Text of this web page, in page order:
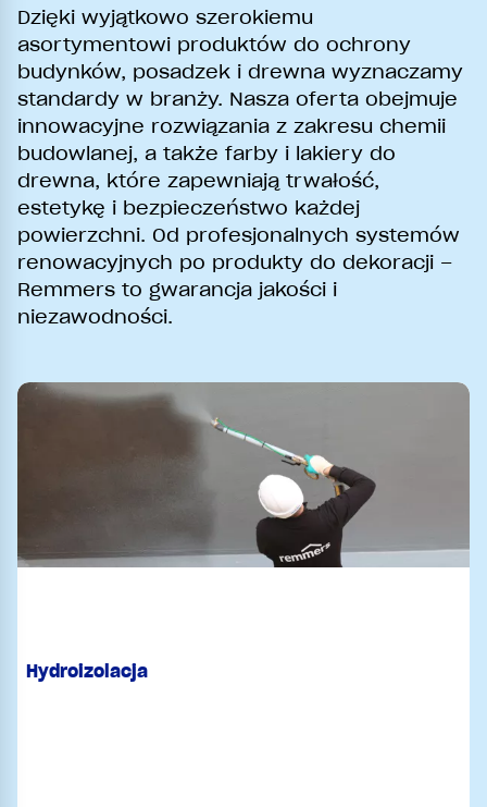
Dzięki wyjątkowo szerokiemu
asortymentowi produktów do ochrony
budynków, posadzek i drewna wyznaczamy
standardy w branży. Nasza oferta obejmuje
innowacyjne rozwiązania z zakresu chemii
budowlanej, a także farby i lakiery do
drewna, które zapewniają trwałość,
estetykę i bezpieczeństwo każdej
powierzchni. Od profesjonalnych systemów
renowacyjnych po produkty do dekoracji –
Remmers to gwarancja jakości i
niezawodności.
Hydroizolacja